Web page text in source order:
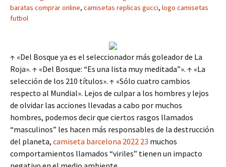
baratas comprar online, camisetas replicas gucci, logo camisetas
futbol
↑ «Del Bosque ya es el seleccionador más goleador de La
Roja». ↑ «Del Bosque: “Es una lista muy meditada”». ↑ «La
selección de los 210 títulos». ↑ «Sólo cuatro cambios
respecto al Mundial». Lejos de culpar a los hombres y lejos
de olvidar las acciones llevadas a cabo por muchos
hombres, podemos decir que ciertos rasgos llamados
“masculinos” les hacen más responsables de la destrucción
del planeta, camiseta barcelona 2022 23 muchos
comportamientos llamados “viriles” tienen un impacto